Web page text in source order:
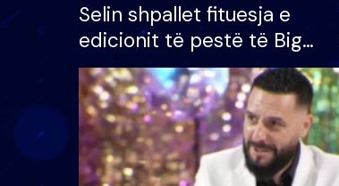
Selin shpallet fituesja e
edicionit të pestë të Big
Brother VIP, rrëmben
çmimin e madh prej 100
mijë eurosh